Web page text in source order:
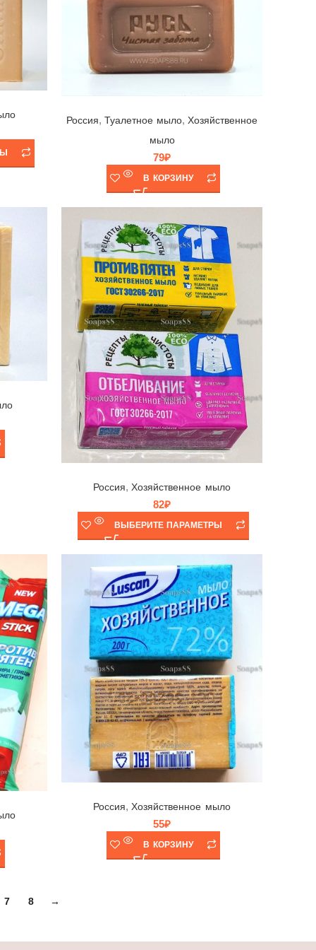
Россия, Туалетное мыло,Хозяйственное
мыло
79₽
В КОРЗИНУ
Россия,Хозяйственное мыло
82₽
ВЫБЕРИТЕ ПАРАМЕТРЫ
Россия,Хозяйственное мыло
55₽
В КОРЗИНУ
7 8 →